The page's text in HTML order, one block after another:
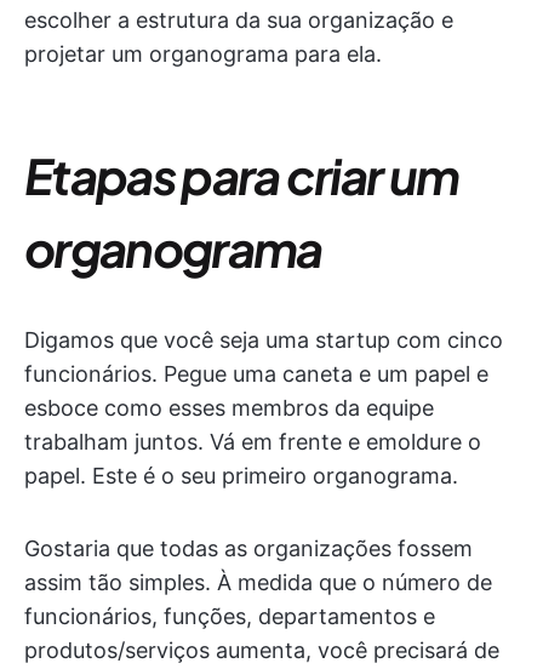
escolher a estrutura da sua organização e
projetar um organograma para ela.
Etapas para criar um
organograma
Digamos que você seja uma startup com cinco
funcionários. Pegue uma caneta e um papel e
esboce como esses membros da equipe
trabalham juntos. Vá em frente e emoldure o
papel. Este é o seu primeiro organograma.
Gostaria que todas as organizações fossem
assim tão simples. À medida que o número de
funcionários, funções, departamentos e
produtos/serviços aumenta, você precisará de